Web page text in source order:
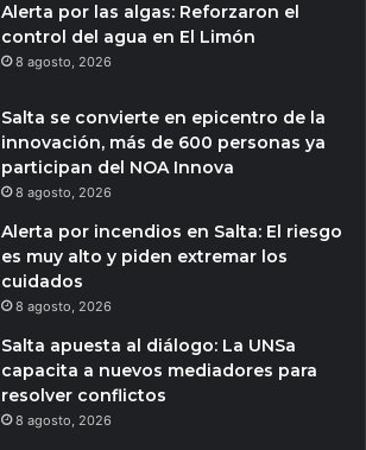
Alerta por las algas: Reforzaron el
control del agua en El Limón
8 agosto, 2026
Salta se convierte en epicentro de la
innovación, más de 600 personas ya
participan del NOA Innova
8 agosto, 2026
Alerta por incendios en Salta: El riesgo
es muy alto y piden extremar los
cuidados
8 agosto, 2026
Salta apuesta al diálogo: La UNSa
capacita a nuevos mediadores para
resolver conflictos
8 agosto, 2026